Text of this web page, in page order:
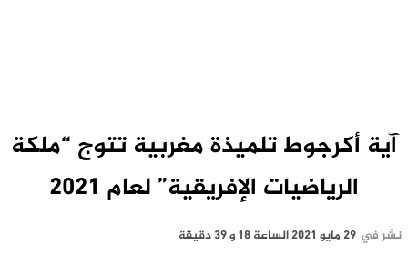
آية أكرجوط تلميذة مغربية تتوج “ملكة
الرياضيات الإفريقية” لعام 2021
نشر في 29 مايو 2021 الساعة 18 و 39 دقيقة